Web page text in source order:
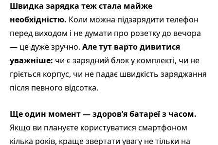
Швидка зарядка теж стала майже
необхідністю. Коли можна підзарядити телефон
перед виходом і не думати про розетку до вечора
— це дуже зручно. Але тут варто дивитися
уважніше: чи є зарядний блок у комплекті, чи не
гріється корпус, чи не падає швидкість заряджання
після певного відсотка.
Ще один момент — здоров’я батареї з часом.
Якщо ви плануєте користуватися смартфоном
кілька років, краще звертати увагу не тільки на